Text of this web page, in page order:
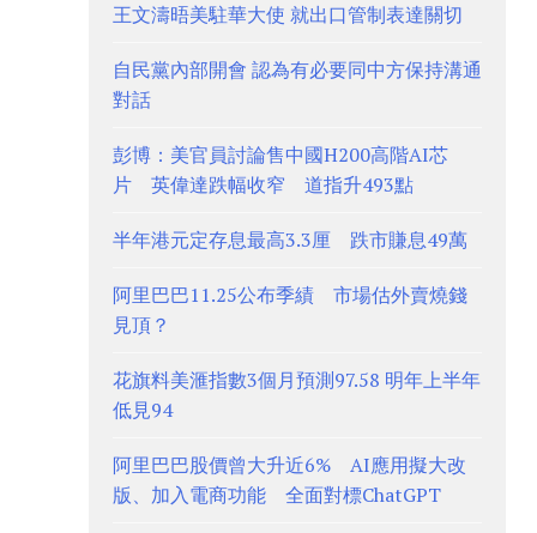
王文濤晤美駐華大使 就出口管制表達關切
自民黨內部開會 認為有必要同中方保持溝通
對話
彭博：美官員討論售中國H200高階AI芯
片 英偉達跌幅收窄 道指升493點
半年港元定存息最高3.3厘 跌市賺息49萬
阿里巴巴11.25公布季績 市場估外賣燒錢
見頂？
花旗料美滙指數3個月預測97.58 明年上半年
低見94
阿里巴巴股價曾大升近6% AI應用擬大改
版、加入電商功能 全面對標ChatGPT